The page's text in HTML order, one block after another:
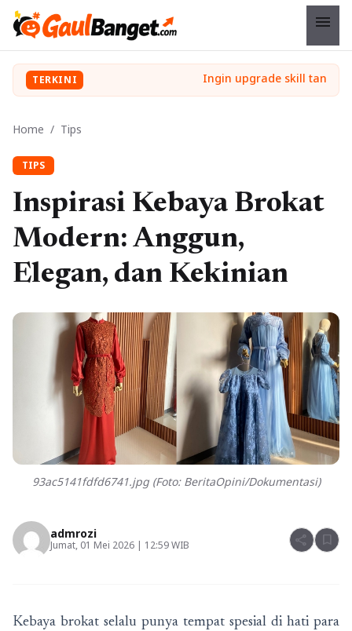
menu
TERKINI
Home / Tips
TIPS
Inspirasi Kebaya Brokat
Modern: Anggun,
Elegan, dan Kekinian
93ac5141fdfd6741.jpg (Foto: BeritaOpini/Dokumentasi)
admrozi
Jumat, 01 Mei 2026 | 12:59 WIB share bookmark
Kebaya brokat selalu punya tempat spesial di hati para